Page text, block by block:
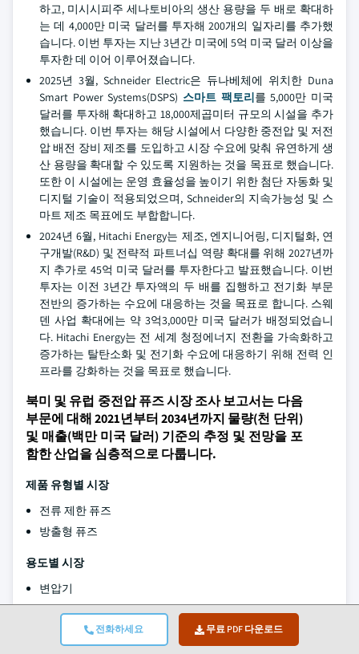
전화하세요 무료 PDF 다운로드
하고, 미시시피주 세나토비아의 생산 용량을 두 배로 확대하
는 데 4,000만 미국 달러를 투자해 200개의 일자리를 추가했
습니다. 이번 투자는 지난 3년간 미국에 5억 미국 달러 이상을
투자한 데 이어 이루어졌습니다.
2025년 3월, Schneider Electric은 듀나베체에 위치한 Duna
Smart Power Systems(DSPS) 스마트 팩토리를 5,000만 미국
달러를 투자해 확대하고 18,000제곱미터 규모의 시설을 추가
했습니다. 이번 투자는 해당 시설에서 다양한 중전압 및 저전
압 배전 장비 제조를 도입하고 시장 수요에 맞춰 유연하게 생
산 용량을 확대할 수 있도록 지원하는 것을 목표로 했습니다.
또한 이 시설에는 운영 효율성을 높이기 위한 첨단 자동화 및
디지털 기술이 적용되었으며, Schneider의 지속가능성 및 스
마트 제조 목표에도 부합합니다.
2024년 6월, Hitachi Energy는 제조, 엔지니어링, 디지털화, 연
구개발(R&D) 및 전략적 파트너십 역량 확대를 위해 2027년까
지 추가로 45억 미국 달러를 투자한다고 발표했습니다. 이번
투자는 이전 3년간 투자액의 두 배를 집행하고 전기화 부문
전반의 증가하는 수요에 대응하는 것을 목표로 합니다. 스웨
덴 사업 확대에는 약 3억3,000만 미국 달러가 배정되었습니
다. Hitachi Energy는 전 세계 청정에너지 전환을 가속화하고
증가하는 탈탄소화 및 전기화 수요에 대응하기 위해 전력 인
프라를 강화하는 것을 목표로 했습니다.
북미 및 유럽 중전압 퓨즈 시장 조사 보고서는 다음
부문에 대해 2021년부터 2034년까지 물량(천 단위)
및 매출(백만 미국 달러) 기준의 추정 및 전망을 포
함한 산업을 심층적으로 다룹니다.
제품 유형별 시장
전류 제한 퓨즈
방출형 퓨즈
용도별 시장
변압기
커패시터
모터 스타터/모터 회로
배전반